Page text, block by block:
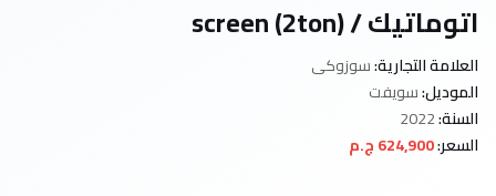
اتوماتيك / screen (2ton)
العلامة التجارية:سوزوكى
الموديل:سويفت
السنة:
السعر:624,900 ج.م